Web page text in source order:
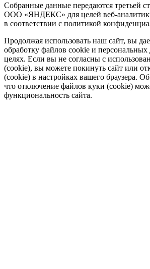
Собранные данные передаются третьей
ООО «ЯНДЕКС» для целей веб-
в соответствии с политикой
Продолжая использовать наш сайт, вы
обработку файлов cookie и
целях. Если вы не согласны с
(cookie), вы можете покинуть сайт или
(cookie) в настройках вашего браузера.
что отключение файлов куки (cookie)
функциональность сайта.